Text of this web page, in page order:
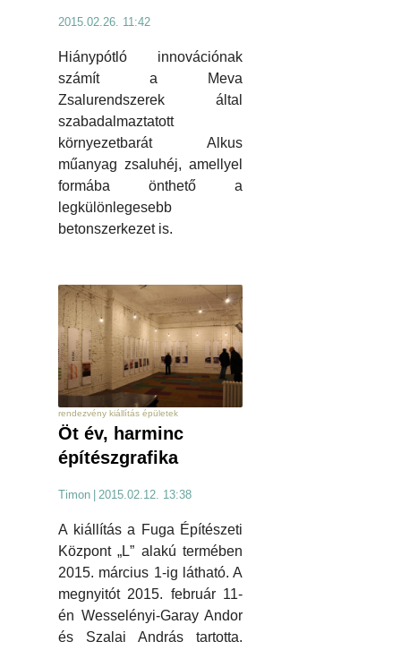
2015.02.26. 11:42
Hiánypótló innovációnak
számít a Meva
Zsalurendszerek által
szabadalmaztatott
környezetbarát Alkus
műanyag zsaluhéj, amellyel
formába önthető a
legkülönlegesebb
betonszerkezet is.
rendezvény kiállítás épületek
Öt év, harminc
építészgrafika
Timon 2015.02.12. 13:38
A kiállítás a Fuga Építészeti
Központ „L” alakú termében
2015. március 1-ig látható. A
megnyitót 2015. február 11-
én Wesselényi-Garay Andor
és Szalai András tartotta.